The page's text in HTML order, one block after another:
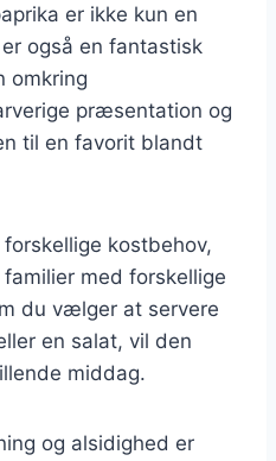
er ikke kun en
også en fantastisk
omkring
præsentation og
til en favorit blandt
kostbehov,
med forskellige
du vælger at servere
en salat, vil den
middag.
og alsidighed er